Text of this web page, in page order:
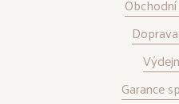
Garance